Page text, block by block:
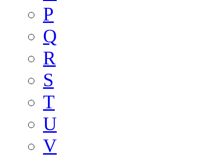
P
Q
R
S
T
U
V